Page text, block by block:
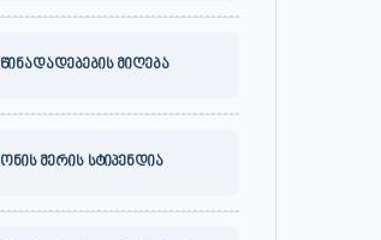
წინადადებების მიღება
ონის მერის სტიპენდია